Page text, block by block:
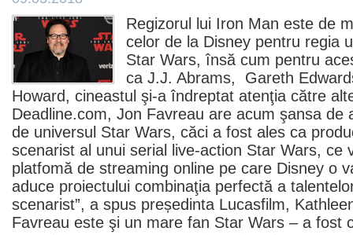
Regizorul lui Iron Man este de
celor de la Disney pentru regia
Star Wars, însă cum pentru
ca J.J. Abrams, Gareth
Howard, cineastul şi-a îndreptat atenţia către
Deadline.com, Jon Favreau are acum şansa de
de universul Star Wars, căci a fost ales ca
scenarist al unui serial live-action Star Wars, ce
platfomă de streaming online pe care Disney o
aduce proiectului combinaţia perfectă a
scenarist”, a spus președinta Lucasfilm,
Favreau este şi un mare fan Star Wars – a fost